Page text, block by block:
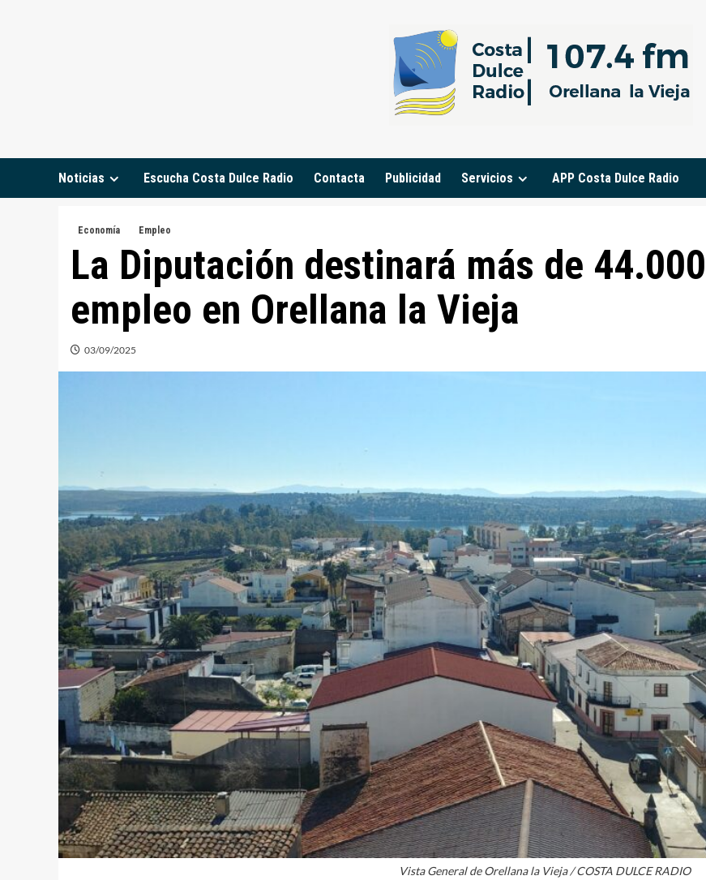
Noticias Escucha Costa Dulce Radio Contacta Publicidad Servicios APP Costa Dulce Radio
Economía Empleo
La Diputación destinará más de
empleo en Orellana la Vieja
03/09/2025
Vista General de Orellana la Vieja / COSTA DULCE RADIO